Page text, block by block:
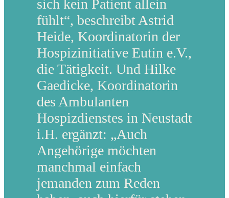
sich kein Patient allein
fühlt“, beschreibt Astrid
Heide, Koordinatorin der
Hospizinitiative Eutin e.V.,
die Tätigkeit. Und Hilke
Gaedicke, Koordinatorin
des Ambulanten
Hospizdienstes in Neustadt
i.H. ergänzt: „Auch
Angehörige möchten
manchmal einfach
jemanden zum Reden